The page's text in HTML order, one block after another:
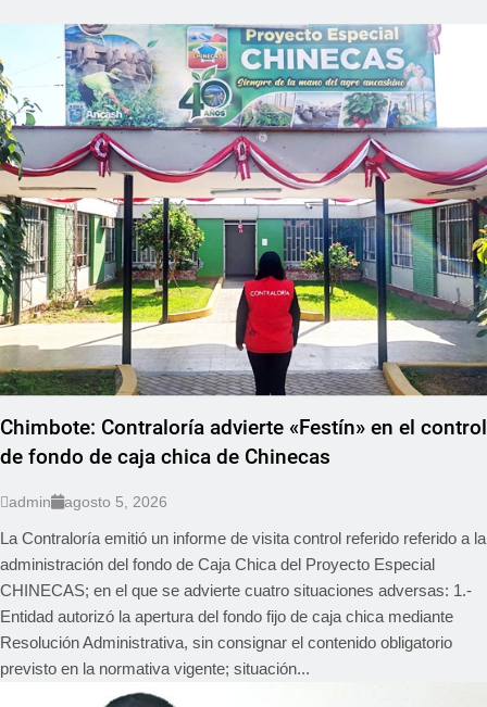
REGIONAL
Chimbote: Contraloría advierte «Festín» en el control
de fondo de caja chica de Chinecas
admin agosto 5, 2026
La Contraloría emitió un informe de visita control referido referido a la
administración del fondo de Caja Chica del Proyecto Especial
CHINECAS; en el que se advierte cuatro situaciones adversas: 1.-
Entidad autorizó la apertura del fondo fijo de caja chica mediante
Resolución Administrativa, sin consignar el contenido obligatorio
previsto en la normativa vigente; situación...